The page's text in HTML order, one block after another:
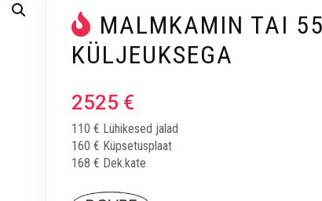
MALMKAMIN TAI
KÜLJEUKSEGA
2525 €
110 € Lühikesed jalad
160 € Küpsetusplaat
168 € Dek.kate